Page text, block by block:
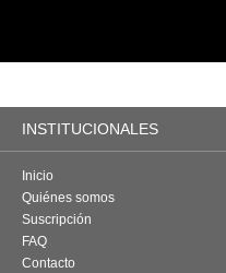
INSTITUCIONALES
Inicio
Quiénes somos
Suscripción
FAQ
Contacto